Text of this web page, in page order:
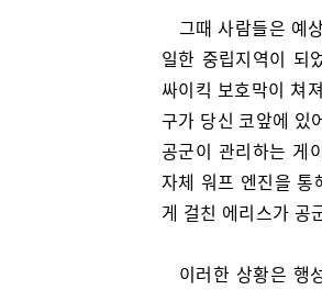
그때 사람들은 예
일한 중립지역이 되
싸이킥 보호막이 쳐
구가 당신 코앞에 있
공군이 관리하는 게
자체 워프 엔진을 통
게 걸친 에리스가 공
이러한 상황은 행